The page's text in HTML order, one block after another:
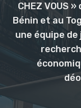
CHEZ VOUS
Bénin et au
une équipe